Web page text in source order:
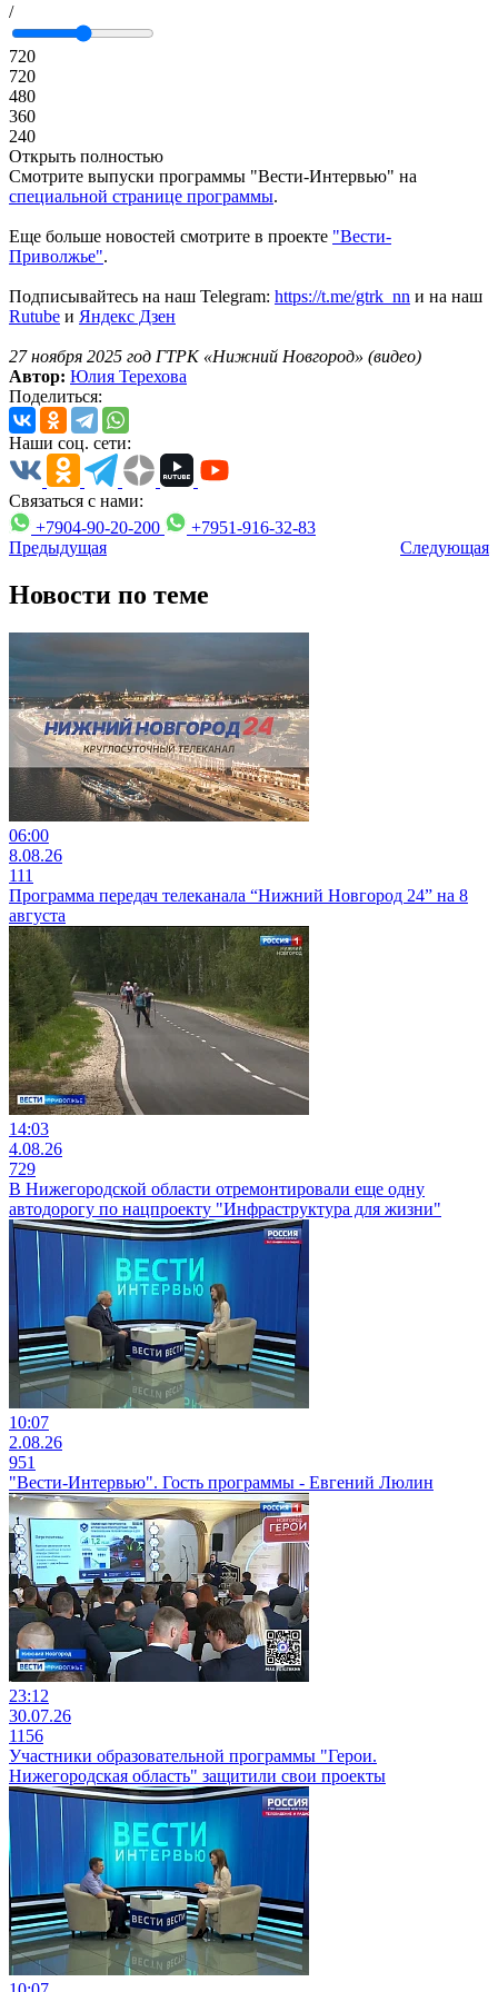
/
720
720
480
360
240
Открыть полностью
Смотрите выпуски программы "Вести-Интервью" на
специальной странице программы.
Еще больше новостей смотрите в проекте "Вести-
Приволжье".
Подписывайтесь на наш Telegram: https://t.me/gtrk_nn и на наш
Rutube и Яндекс Дзен
27 ноября 2025 год ГТРК «Нижний Новгород» (видео)
Автор: Юлия Терехова
Поделиться:
Наши соц. сети:
Связаться с нами:
+7904-90-20-200
+7951-916-32-83
Предыдущая
Следующая
Новости по теме
06:00
8.08.26
111
Программа передач телеканала “Нижний Новгород 24” на 8
августа
14:03
4.08.26
729
В Нижегородской области отремонтировали еще одну
автодорогу по нацпроекту "Инфраструктура для жизни"
10:07
2.08.26
951
"Вести-Интервью". Гость программы - Евгений Люлин
23:12
30.07.26
1156
Участники образовательной программы "Герои.
Нижегородская область" защитили свои проекты